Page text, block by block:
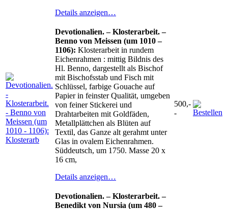
Details anzeigen…
Devotionalien. – Klosterarbeit. –
Benno von Meissen (um 1010 –
1106): Klosterarbeit in rundem
Eichenrahmen : mittig Bildnis des
Hl. Benno, dargestellt als Bischof
mit Bischofsstab und Fisch mit
Schlüssel, farbige Gouache auf
Papier in feinster Qualität, umgeben
von feiner Stickerei und
Drahtarbeiten mit Goldfäden,
Metallplättchen als Blüten auf
Textil, das Ganze alt gerahmt unter
Glas in ovalem Eichenrahmen.
Süddeutsch, um 1750. Masse 20 x
16 cm,
Details anzeigen…
500,-
-
Devotionalien. – Klosterarbeit. –
Benedikt von Nursia (um 480 –